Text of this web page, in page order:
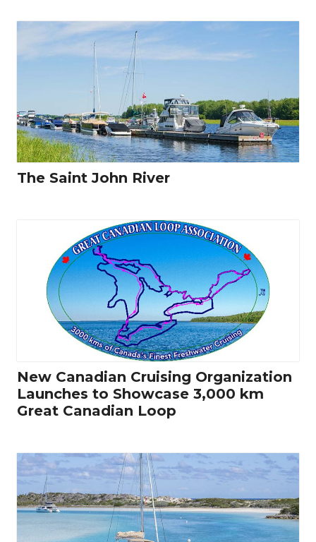
The Saint John River
New Canadian Cruising Organization
Launches to Showcase 3,000 km
Great Canadian Loop